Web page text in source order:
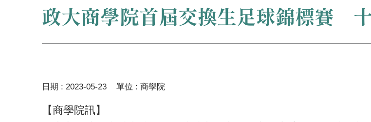
政大商學院首屆交換生足球錦標賽
日期 : 2023-05-23 單位 : 商學院
【商學院訊】